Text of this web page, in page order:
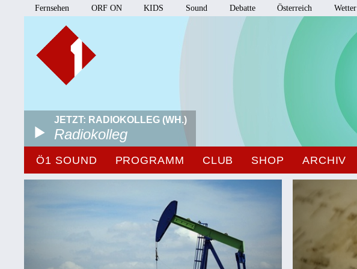
Fernsehen ORF ON KIDS Sound Debatte Österreich Wetter
JETZT: RADIOKOLLEG (WH.)
Radiokolleg
Ö1 SOUND PROGRAMM CLUB SHOP ARCHIV